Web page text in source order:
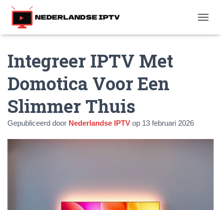
O
Integreer IPTV Met
Domotica Voor Een
Slimmer Thuis
Gepubliceerd door Nederlandse IPTV op 13 februari 2026